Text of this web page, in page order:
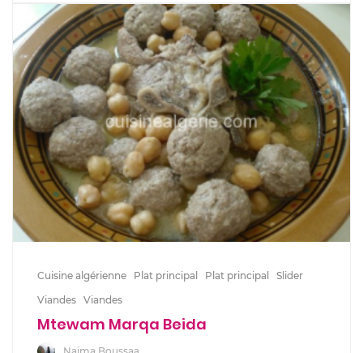
Cuisine algérienne Plat principal Plat principal Slider
Viandes Viandes
Mtewam Marqa Beida